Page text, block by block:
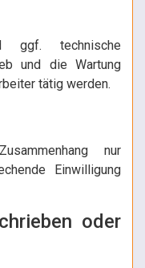
ggf. technische
und die Wartung
tätig werden.
nur
Einwilligung
oder